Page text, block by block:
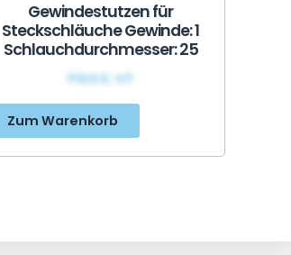
Gewindestutzen für
Steckschläuche Gewinde: 1
Schlauchdurchmesser: 25
PRIX€ HT
Zum Warenkorb